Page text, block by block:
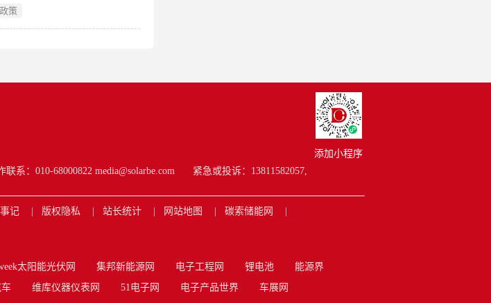
用自发自用余电上网的，年自
策
添加小程序
联系：010-68000822 media@solarbe.com
紧急或投诉：13811582057,
记 版权隐私 站长统计 网站地图
碳索储能网
太阳能光伏网 集邦新能源网 电子工程网 锂电池
能源界
维库仪器仪表网 51电子网 电子产品世界
车展网